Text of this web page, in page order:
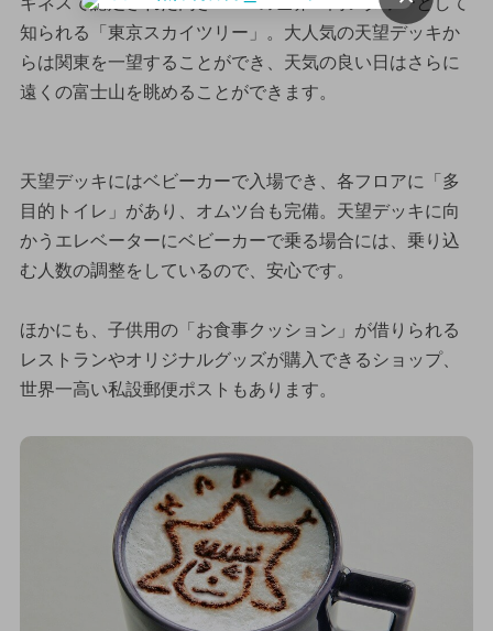
知られる「東京スカイツリー」。大人気の天望デッキか
らは関東を一望することができ、天気の良い日はさらに
遠くの富士山を眺めることができます。
天望デッキにはベビーカーで入場でき、各フロアに「多
目的トイレ」があり、オムツ台も完備。天望デッキに向
かうエレベーターにベビーカーで乗る場合には、乗り込
む人数の調整をしているので、安心です。
ほかにも、子供用の「お食事クッション」が借りられる
レストランやオリジナルグッズが購入できるショップ、
世界一高い私設郵便ポストもあります。